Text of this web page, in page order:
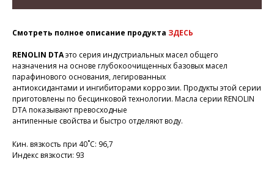
Смотреть полное описание продукта ЗДЕСЬ
RENOLIN DTAэто серия индустриальных масел общего
назначения на основе глубокоочищенных базовых масел
парафинового основания, легированных
антиоксидантами и ингибиторами коррозии. Продукты этой серии
приготовлены по бесцинковой технологии. Масла серии RENOLIN
DTA показывают превосходные
антипенные свойства и быстро отделяют воду.
Кин. вязкость при 40˚С: 96,7
Индекс вязкости: 93